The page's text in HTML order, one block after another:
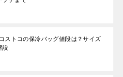
ストコの保冷バッグ値段は？サイズ
説